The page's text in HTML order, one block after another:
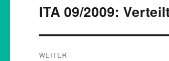
Vorheriger
ITA 09/2009:
WEITER